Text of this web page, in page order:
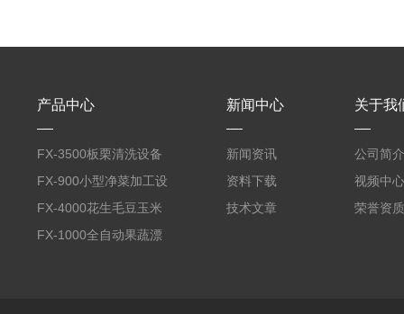
产品中心
FX-3500板栗清洗设备
全自动气泡清洗机
FX-900小型净菜加工设
备野菜清洗机
FX-4000花生毛豆玉米
蒸煮漂烫机
FX-1000全自动果蔬漂
新闻中心
新闻资讯
资料下载
技术文章
关于我
公司简介
视频中心
荣誉资质